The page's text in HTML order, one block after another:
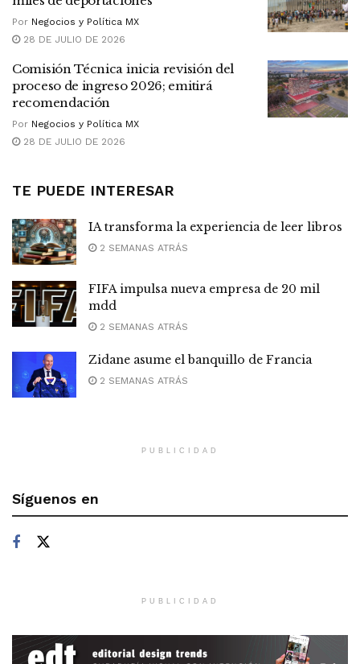
Por Negocios y Política MX
28 DE JULIO DE 2026
Comisión Técnica inicia revisión del
proceso de ingreso 2026; emitirá
recomendación
Por Negocios y Política MX
28 DE JULIO DE 2026
TE PUEDE INTERESAR
IA transforma la experiencia de leer libros
2 SEMANAS ATRÁS
FIFA impulsa nueva empresa de 20 mil
mdd
2 SEMANAS ATRÁS
Zidane asume el banquillo de Francia
2 SEMANAS ATRÁS
PUBLICIDAD
Síguenos en
PUBLICIDAD